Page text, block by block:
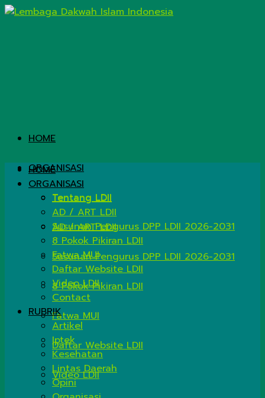
HOME
ORGANISASI
Tentang LDII
AD / ART LDII
Susunan Pengurus DPP LDII 2026-2031
8 Pokok Pikiran LDII
Fatwa MUI
Daftar Website LDII
Video LDII
HOME
ORGANISASI
Tentang LDII
AD / ART LDII
Susunan Pengurus DPP LDII 2026-2031
8 Pokok Pikiran LDII
Fatwa MUI
Daftar Website LDII
Video LDII
Contact
RUBRIK
Artikel
Iptek
Kesehatan
Lintas Daerah
Opini